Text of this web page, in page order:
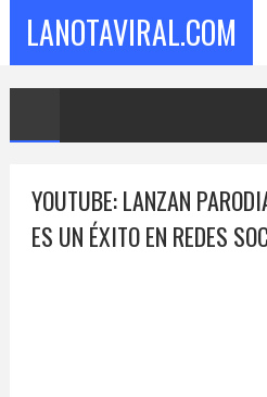
LANOTAVIRAL.COM
YOUTUBE: LANZAN
ES UN ÉXITO EN REDES